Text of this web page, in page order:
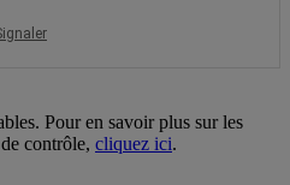
Pour en savoir plus sur les
contrôle, cliquez ici.